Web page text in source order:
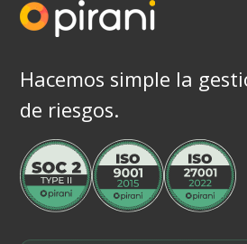
Hacemos simple la
de riesgos.